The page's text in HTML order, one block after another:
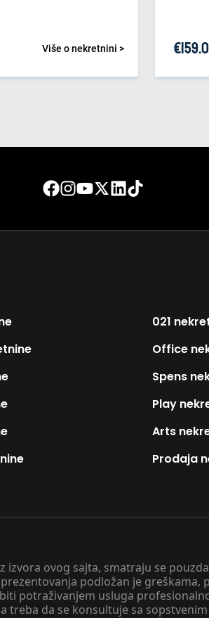
Više o nekretnini > €
izvora ovog sajta, smatraju se
podložan je
potraživanjem usluga
treba da se konsultuje sa
021
Office
Spens
Play
Arts
Prodaja